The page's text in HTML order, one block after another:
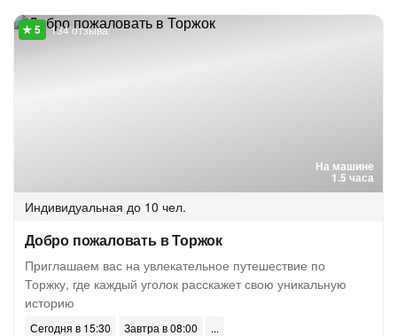
На машине
1.5 часа
134 отзыва
Индивидуальная до 10 чел.
Добро пожаловать в Торжок
Приглашаем вас на увлекательное путешествие по
Торжку, где каждый уголок расскажет свою уникальную
историю
Сегодня в 15:30
Завтра в 08:00